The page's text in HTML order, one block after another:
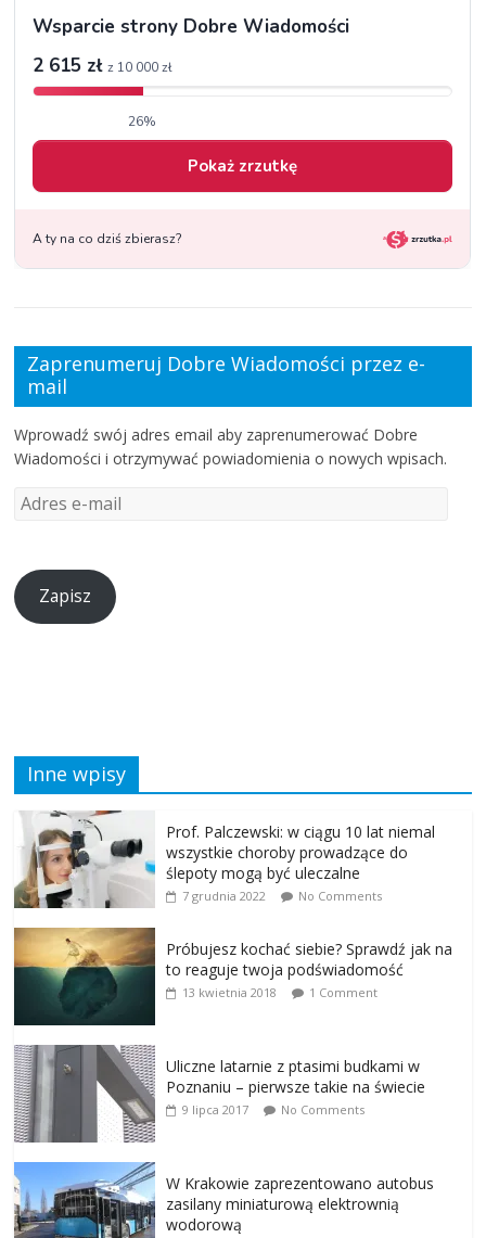
Zaprenumeruj Dobre Wiadomości przez e-
mail
Wprowadź swój adres email aby zaprenumerować Dobre
Wiadomości i otrzymywać powiadomienia o nowych wpisach.
Zapisz
Inne wpisy
Prof. Palczewski: w ciągu 10 lat niemal
wszystkie choroby prowadzące do
ślepoty mogą być uleczalne
7 grudnia 2022 No Comments
Próbujesz kochać siebie? Sprawdź jak na
to reaguje twoja podświadomość
13 kwietnia 2018 1 Comment
Uliczne latarnie z ptasimi budkami w
Poznaniu – pierwsze takie na świecie
9 lipca 2017 No Comments
W Krakowie zaprezentowano autobus
zasilany miniaturową elektrownią
wodorową